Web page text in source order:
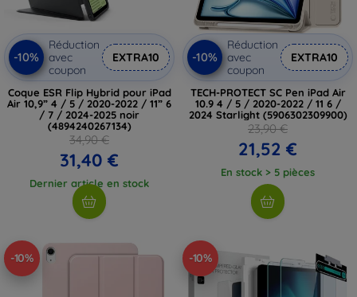
-10%
Réduction
avec
coupon
EXTRA10
Coque ESR Flip Hybrid pour iPad
Air 10,9” 4 / 5 / 2020-2022 / 11” 6
/ 7 / 2024-2025 noir
(4894240267134)
34,90 €
31,40 €
Dernier article en stock
-10%
Réduction
avec
coupon
EXTRA10
TECH-PROTECT SC Pen iPad Air
10.9 4 / 5 / 2020-2022 / 11 6 /
2024 Starlight (5906302309900)
23,90 €
21,52 €
En stock > 5 pièces
-10% -10%